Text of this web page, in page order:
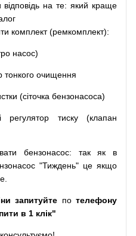
відповідь на те: який краще
комплект (ремкомплект):
насос)
тонкого очищення
(сіточка бензонасоса)
і регулятор тиску (клапан
бензонасос: так як
в
"Тиждень" це якщо
запитуйте по телефону
в 1 клік"